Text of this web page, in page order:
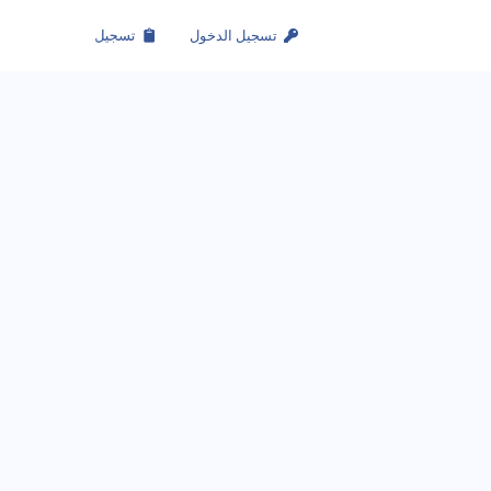
تسجيل الدخول تسجيل